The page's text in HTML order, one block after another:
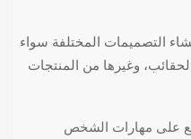
التصميمات المختلفة سواء
وغيرها من المنتجات
على مهارات الشخص